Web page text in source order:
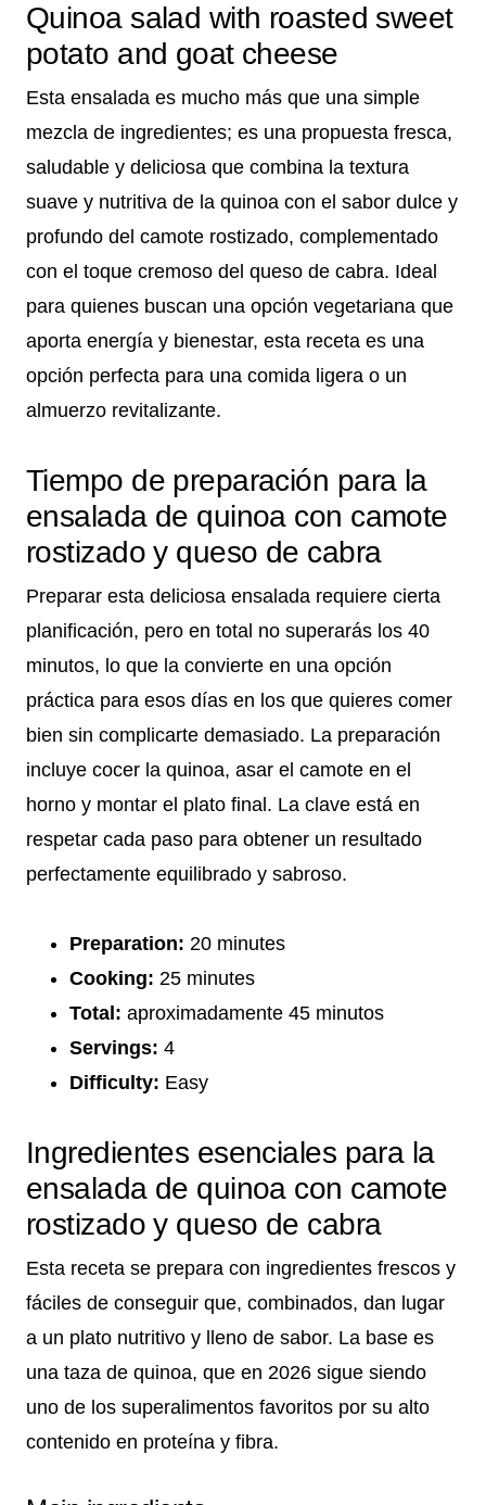
Quinoa salad with roasted sweet
potato and goat cheese
Esta ensalada es mucho más que una simple
mezcla de ingredientes; es una propuesta fresca,
saludable y deliciosa que combina la textura
suave y nutritiva de la quinoa con el sabor dulce y
profundo del camote rostizado, complementado
con el toque cremoso del queso de cabra. Ideal
para quienes buscan una opción vegetariana que
aporta energía y bienestar, esta receta es una
opción perfecta para una comida ligera o un
almuerzo revitalizante.
Tiempo de preparación para la
ensalada de quinoa con camote
rostizado y queso de cabra
Preparar esta deliciosa ensalada requiere cierta
planificación, pero en total no superarás los 40
minutos, lo que la convierte en una opción
práctica para esos días en los que quieres comer
bien sin complicarte demasiado. La preparación
incluye cocer la quinoa, asar el camote en el
horno y montar el plato final. La clave está en
respetar cada paso para obtener un resultado
perfectamente equilibrado y sabroso.
Preparation: 20 minutes
Cooking: 25 minutes
Total: aproximadamente 45 minutos
Servings: 4
Difficulty: Easy
Ingredientes esenciales para la
ensalada de quinoa con camote
rostizado y queso de cabra
Esta receta se prepara con ingredientes frescos y
fáciles de conseguir que, combinados, dan lugar
a un plato nutritivo y lleno de sabor. La base es
una taza de quinoa, que en 2026 sigue siendo
uno de los superalimentos favoritos por su alto
contenido en proteína y fibra.